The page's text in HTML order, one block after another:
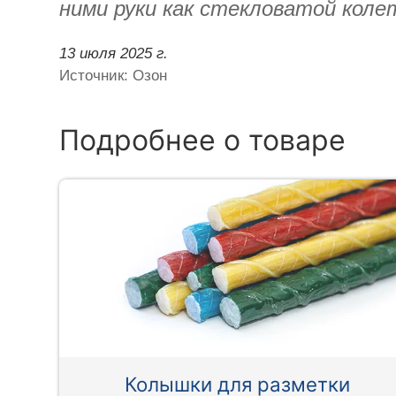
ними руки как стекловатой
13 июля 2025 г.
Источник: Озон
Подробнее о товаре
Колышки для разметки